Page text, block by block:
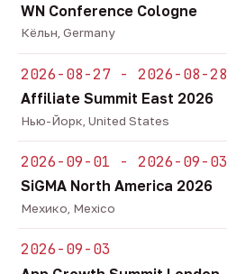
WN Conference Cologne
Кёльн, Germany
2026-08-27 - 2026-08-28
Affiliate Summit East 2026
Нью-Йорк, United States
2026-09-01 - 2026-09-03
SiGMA North America 2026
Мехико, Mexico
2026-09-03